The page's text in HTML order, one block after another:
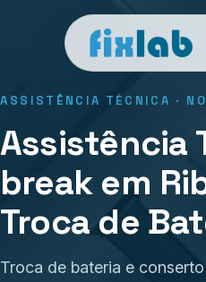
ASSISTÊNCIA TÉCNICA ·
Assistência
break em
Troca de
Troca de bateria e